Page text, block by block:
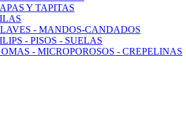
Y TAPITAS
- MANDOS-CANDADOS
- PISOS - SUELAS
- MICROPOROSOS - CREPELINAS